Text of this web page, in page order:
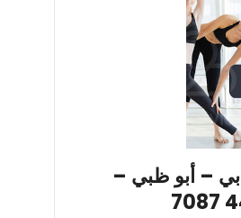
– أبو ظبي –